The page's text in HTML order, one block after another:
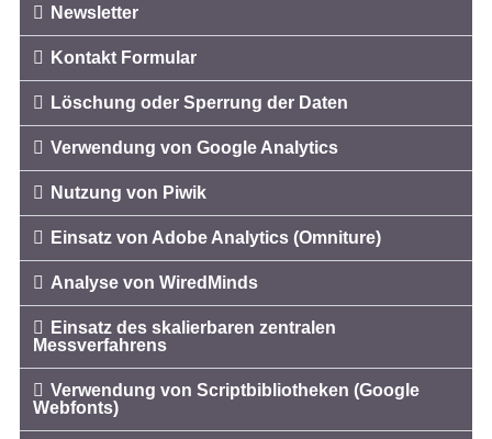
Newsletter
Kontakt Formular
Löschung oder Sperrung der Daten
Verwendung von Google Analytics
Nutzung von Piwik
Einsatz von Adobe Analytics (Omniture)
Analyse von WiredMinds
Einsatz des skalierbaren zentralen
Messverfahrens
Verwendung von Scriptbibliotheken (Google
Webfonts)